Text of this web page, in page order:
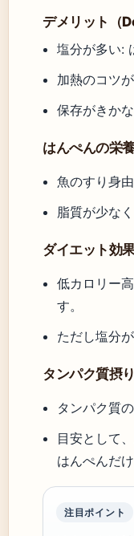
デメリット（
塩分が多い:
加熱のコツ
保存がきか
はんぺんの栄
魚のすり身
脂質が少な
ダイエット効
低カロリー
す。
ただし塩分
タンパク質摂
タンパク質
目安として
はんぺんだ
注目ポイント